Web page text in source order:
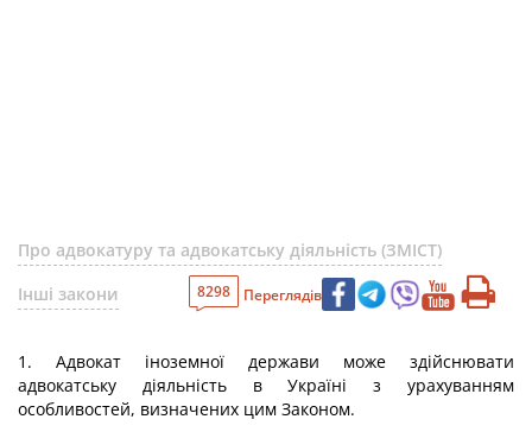
Про адвокатуру та адвокатську діяльність (ЗМІСТ)
Інші закони
8298 Переглядів
1. Адвокат іноземної держави може здійснювати
адвокатську діяльність в Україні з урахуванням
особливостей, визначених цим Законом.